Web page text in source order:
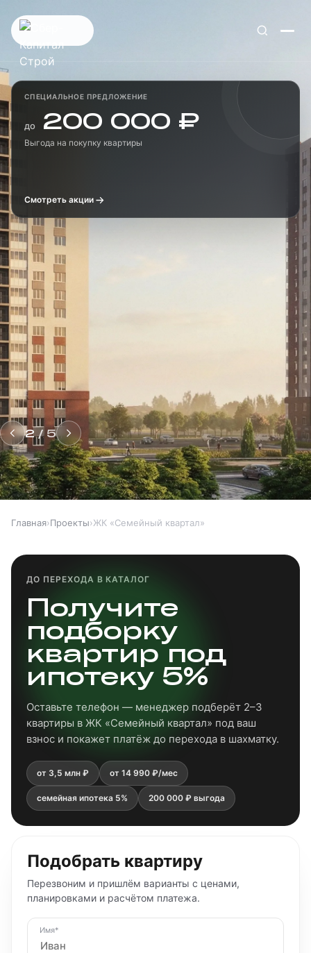
СПЕЦИАЛЬНОЕ ПРЕДЛОЖЕНИЕ
до 200 000 ₽
Выгода на покупку квартиры
Смотреть акции
2/ 5
Главная›Проекты›ЖК «Семейный квартал»
ДО ПЕРЕХОДА В КАТАЛОГ
Получите
подборку
квартир под
ипотеку 5%
Оставьте телефон — менеджер подберёт 2–3
квартиры в ЖК «Семейный квартал» под ваш
взнос и покажет платёж до перехода в шахматку.
от 3,5 млн ₽ от 14 990 ₽/мес
семейная ипотека 5% 200 000 ₽ выгода
Подобрать квартиру
Перезвоним и пришлём варианты с ценами,
планировками и расчётом платежа.
Имя*